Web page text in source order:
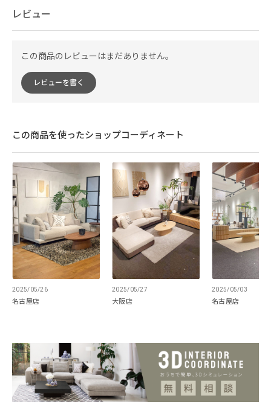
美しい木目を堪能できるローテーブ
ル
繊細なマーブル模様が目を引くセラミックと
ングルレッグ。重厚なシルエットが、リビン
グの主役としてふさわしい風格を醸します。
レビュー
この商品のレビューはまだありません。
レビューを書く
この商品を使ったショップコーディネート
2025/05/26
名古屋店
2025/05/27
大阪店
2025/05/03
名古屋店